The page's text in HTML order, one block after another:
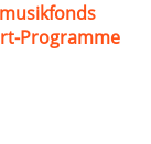
Programme